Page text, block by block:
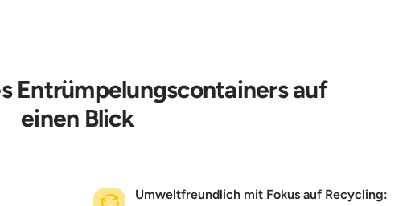
Entrümpelungscontainers auf
einen Blick
Umweltfreundlich mit Fokus auf Recycling: